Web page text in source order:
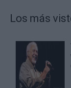
Los más